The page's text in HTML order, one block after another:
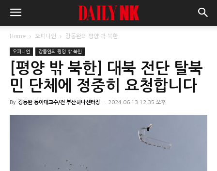
Home 오피니언 강동완의 평양 밖 북한
오피니언 강동완의 평양 밖 북한
[평양 밖 북한] 대북 전단 탈북
민 단체에 정중히 요청합니다
By 강동완 동아대교수/전 부산하나센터장 - 2024.06.13 12:35 오후